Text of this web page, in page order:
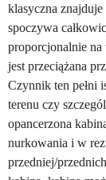
klasyczna
spoczywa
proporcjonalnie na
jest przeciążana
Czynnik ten pełni
terenu czy
opancerzona
nurkowania i w
przedniej/